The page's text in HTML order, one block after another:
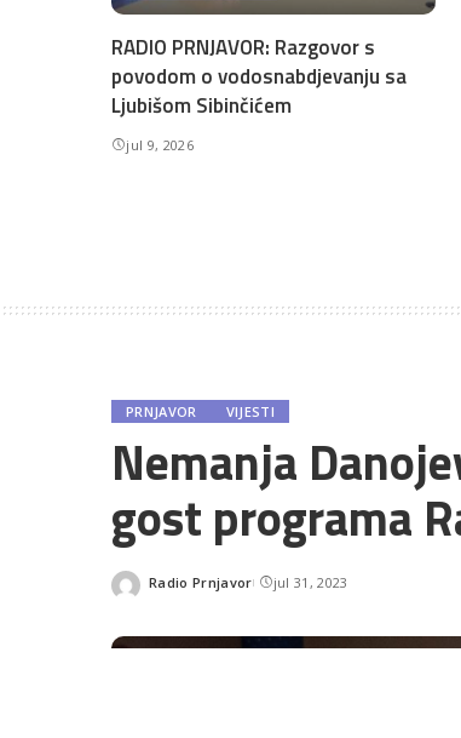
RADIO PRNJAVOR: Razgovor s
povodom o vodosnabdjevanju sa
Ljubišom Sibinčićem
jul 9, 2026
PRNJAVOR VIJESTI
Nemanja
gost programa
Posted
Radio Prnjavor jul 31, 2023